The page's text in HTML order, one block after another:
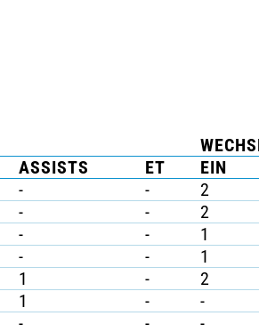
ASSISTS
ET EIN
-
- 2
-
- 2
-
- 1
-
- 1
1
- 2
1
- -
-
- -